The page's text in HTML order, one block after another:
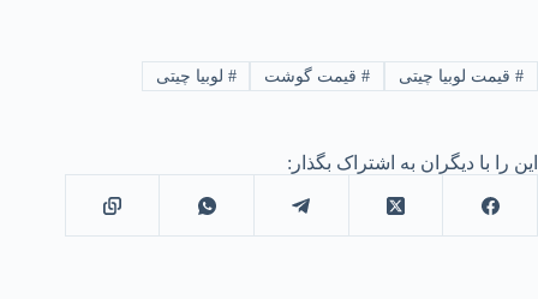
#قیمت لوبیا چیتی #قیمت گوشت # لوبیا چیتی
این را با دیگران به اشتراک بگذار: